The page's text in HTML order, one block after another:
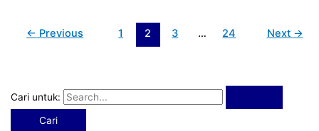
Cari untuk:
← Previous 1 2 3 … 24 Next →